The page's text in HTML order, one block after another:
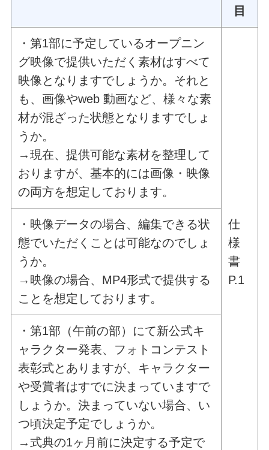
目
・第1部に予定しているオープニン
グ映像で提供いただく素材はすべて
映像となりますでしょうか。それと
も、画像やweb 動画など、様々な素
材が混ざった状態となりますでしょ
うか。
→現在、提供可能な素材を整理して
おりますが、基本的には画像・映像
の両方を想定しております。
仕
様
書
P.1
・映像データの場合、編集できる状
態でいただくことは可能なのでしょ
うか。
→映像の場合、MP4形式で提供する
ことを想定しております。
・第1部（午前の部）にて新公式キ
ャラクター発表、フォトコンテスト
表彰式とありますが、キャラクター
や受賞者はすでに決まっていますで
しょうか。決まっていない場合、い
つ頃決定予定でしょうか。
→式典の1ヶ月前に決定する予定で